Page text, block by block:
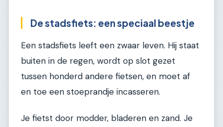
De stadsfiets: een speciaal beestje
Een stadsfiets leeft een zwaar leven. Hij staat
buiten in de regen, wordt op slot gezet
tussen honderd andere fietsen, en moet af
en toe een stoeprandje incasseren.
Je fietst door modder, bladeren en zand. Je